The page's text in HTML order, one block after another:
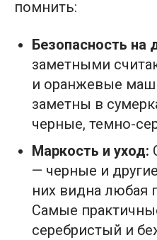
помнить:
Безопасность на
заметными
и оранжевые
заметны в
черные, темно-
Маркость и уход:
— черные и
них видна любая
Самые
серебристый и